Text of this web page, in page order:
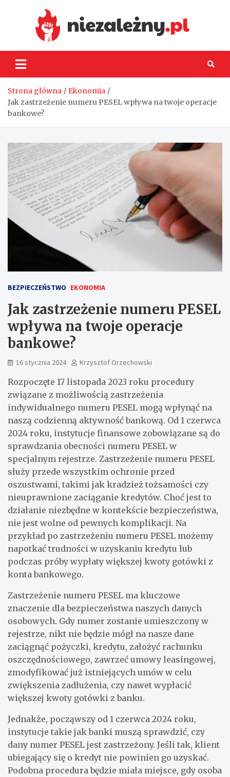
Strona główna
Ekonomia
Jak zastrzeżenie numeru PESEL wpływa na twoje operacje
bankowe?
BEZPIECZEŃSTWO EKONOMIA
Jak zastrzeżenie numeru PESEL
wpływa na twoje operacje
bankowe?
16 stycznia 2024 Krzysztof Orzechowski
Rozpoczęte 17 listopada 2023 roku procedury
związane z możliwością zastrzeżenia
indywidualnego numeru PESEL mogą wpłynąć na
naszą codzienną aktywność bankową. Od 1 czerwca
2024 roku, instytucje finansowe zobowiązane są do
sprawdzania obecności numeru PESEL w
specjalnym rejestrze. Zastrzeżenie numeru PESEL
służy przede wszystkim ochronie przed
oszustwami, takimi jak kradzież tożsamości czy
nieuprawnione zaciąganie kredytów. Choć jest to
działanie niezbędne w kontekście bezpieczeństwa,
nie jest wolne od pewnych komplikacji. Na
przykład po zastrzeżeniu numeru PESEL możemy
napotkać trudności w uzyskaniu kredytu lub
podczas próby wypłaty większej kwoty gotówki z
konta bankowego.
Zastrzeżenie numeru PESEL ma kluczowe
znaczenie dla bezpieczeństwa naszych danych
osobowych. Gdy numer zostanie umieszczony w
rejestrze, nikt nie będzie mógł na nasze dane
zaciągnąć pożyczki, kredytu, założyć rachunku
oszczędnościowego, zawrzeć umowy leasingowej,
zmodyfikować już istniejących umów w celu
zwiększenia zadłużenia, czy nawet wypłacić
większej kwoty gotówki z banku.
Jednakże, począwszy od 1 czerwca 2024 roku,
instytucje takie jak banki muszą sprawdzić, czy
dany numer PESEL jest zastrzeżony. Jeśli tak, klient
ubiegający się o kredyt nie powinien go uzyskać.
Podobna procedura będzie miała miejsce, gdy osoba